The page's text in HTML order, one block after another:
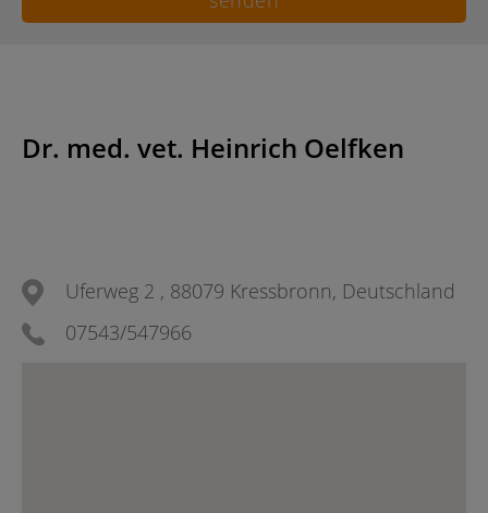
Dr. med. vet. Heinrich Oelfken
Uferweg 2 , 88079 Kressbronn, Deutschland
07543/547966